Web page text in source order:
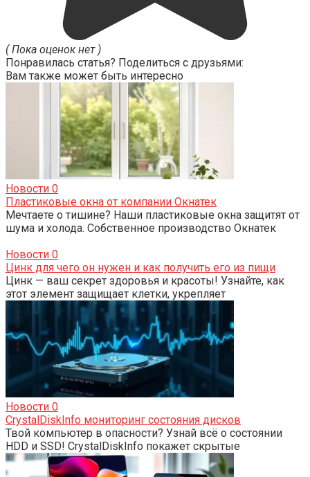
( Пока оценок нет )
Понравилась статья? Поделиться с друзьями:
Вам также может быть интересно
Новости 0
Пластиковые окна от компании Окнатек
Мечтаете о тишине? Наши пластиковые окна защитят от
шума и холода. Собственное производство Окнатек
Новости 0
Цинк для чего он нужен и как получить его из пищи
Цинк — ваш секрет здоровья и красоты! Узнайте, как
этот элемент защищает клетки, укрепляет
Новости 0
CrystalDiskInfo мониторинг состояния дисков
Твой компьютер в опасности? Узнай всё о состоянии
HDD и SSD! CrystalDiskInfo покажет скрытые